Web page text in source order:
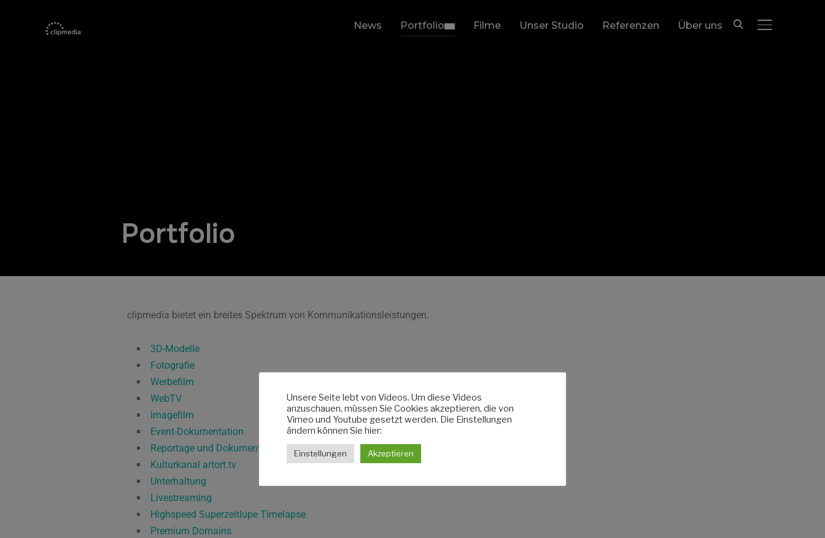
News Portfolio Filme Unser Studio Referenzen Über uns
Portfolio
clipmedia bietet ein breites Spektrum von Kommunikationsleistungen.
3D-Modelle
Fotografie
Werbefilm
WebTV
Imagefilm
Event-Dokumentation
Reportage und Dokumentation
Kulturkanal artort.tv
Unterhaltung
Livestreaming
Highspeed Superzeitlupe Timelapse
Premium Domains
Unsere Seite lebt von Videos. Um diese Videos
anzuschauen, müssen Sie Cookies akzeptieren, die von
Vimeo und Youtube gesetzt werden. Die Einstellungen
ändern können Sie hier:
Einstellungen Akzeptieren